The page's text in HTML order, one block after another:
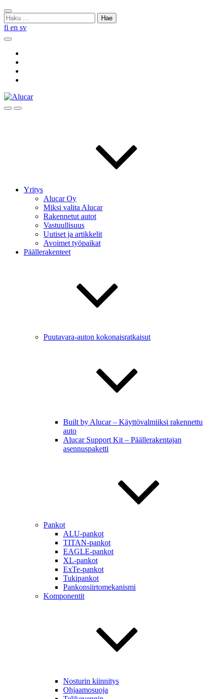
Skip
to
content
Sulje
haku
Haku:
fi en sv
Hae
HaeMenu
Yritys
Alucar Oy
Miksi valita Alucar
Rakennetut autot
Vastuullisuus
Uutiset ja artikkelit
Avoimet työpaikat
Päällerakenteet
Puutavara-auton kokonaisratkaisut
Built by Alucar – Käyttövalmiiksi rakennettu
auto
Alucar Support Kit – Päällerakentajan
asennuspaketti
Pankot
ALU-pankot
TITAN-pankot
EAGLE-pankot
XL-pankot
ExTe-pankot
Tukipankot
Pankonsiirtomekanismi
Komponentit
Nosturin kiinnitys
Ohjaamosuoja